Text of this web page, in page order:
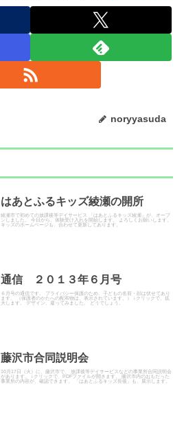
noryyasuda
はあとふるキッズ綾瀬の開所
綾瀬市で初めての放課後等デイサービス 「はあとふるキッズ綾瀬」が、オープ
ンしました。 今日から、体験受け入れを開始します。 よろしくお願いします。
キッズのホームページも、合わせて更新してあります。
通信 ２０１３年６月号
６月号の通信です。 プライバシー保護のため、子どもの名前・顔は伏せてあり
ます。 （保護者のかたへの配布物は、表示されています。） ↓クリックで、拡
大します。 デザイン、凝ってみました。 どうでしょう。
藤沢市合同説明会
10月17日（火）に、藤沢市で、 放課後等デイサービスなどの事業所合同説明会
があります。 ↓クリックで、PDFファイルが開きます。 藤沢市内のおもだった
事業所の内容が、確認できます。 「はあとふるキッズ長後」も、展示します。